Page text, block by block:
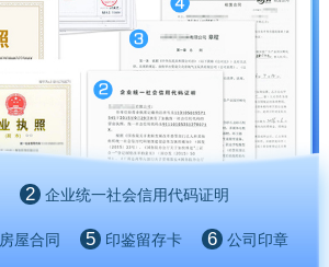
2 企业统一社会信用代码证明
房屋合同 5 印鉴留存卡 6 公司印章